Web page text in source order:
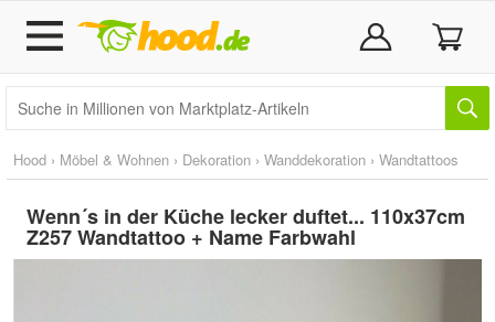
Hood › Möbel & Wohnen › Dekoration › Wanddekoration › Wandtattoos
Wenn´s in der Küche lecker duftet... 110x37cm
Z257 Wandtattoo + Name Farbwahl